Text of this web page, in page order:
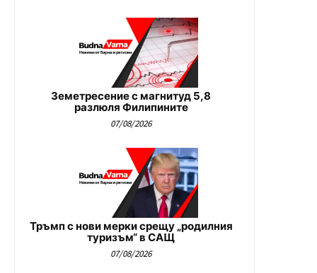
Земетресение с магнитуд 5,8
разлюля Филипините
07/08/2026
Тръмп с нови мерки срещу „родилния
туризъм“ в САЩ
07/08/2026